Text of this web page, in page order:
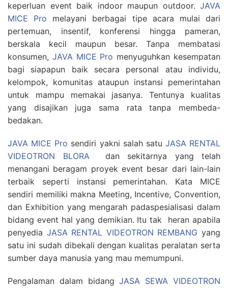
keperluan event baik indoor maupun outdoor. JAVA
MICE Pro melayani berbagai tipe acara mulai dari
pertemuan, insentif, konferensi hingga pameran,
berskala kecil maupun besar. Tanpa membatasi
konsumen, JAVA MICE Pro menyuguhkan kesempatan
bagi siapapun baik secara personal atau individu,
kelompok, komunitas ataupun instansi pemerintahan
untuk mampu memakai jasanya. Tentunya kualitas
yang disajikan juga sama rata tanpa membeda-
bedakan.
JAVA MICE Pro sendiri yakni salah satu JASA RENTAL
VIDEOTRON BLORAdan sekitarnya yang telah
menangani beragam proyek event besar dari lain-lain
terbaik seperti instansi pemerintahan. Kata MICE
sendiri memiliki makna Meeting, Incentive, Convention,
dan Exhibition yang mengarah padaspesialisasi dalam
bidang event hal yang demikian. Itu tak heran apabila
penyedia JASA RENTAL VIDEOTRON REMBANG yang
satu ini sudah dibekali dengan kualitas peralatan serta
sumber daya manusia yang mau memumpuni.
Pengalaman dalam bidangJASA SEWA VIDEOTRON